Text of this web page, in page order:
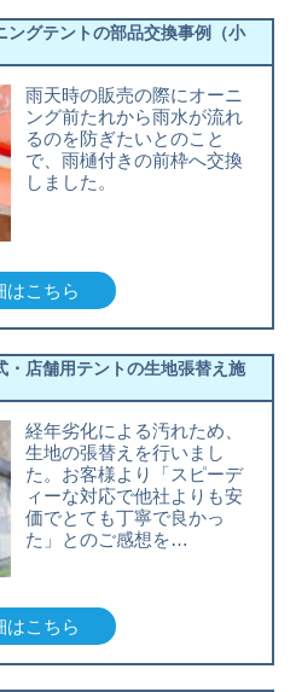
ングテントの部品交換事例（小
雨天時の販売の際にオーニ
ング前たれから雨水が流れ
るのを防ぎたいとのこと
で、雨樋付きの前枠へ交換
しました。
はこちら
・店舗用テントの生地張替え施
経年劣化による汚れため、
生地の張替えを行いまし
た。お客様より「スピーデ
ィーな対応で他社よりも安
価でとても丁寧で良かっ
た」とのご感想を…
はこちら